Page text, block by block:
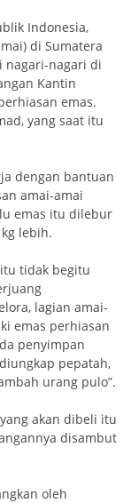
Indonesia,
di Sumatera
nagari-nagari di
Kantin
emas.
yang saat itu
dengan bantuan
amai-amai
emas itu dilebur
lebih.
tidak begitu
lagian amai-
emas perhiasan
penyimpan
pepatah,
urang pulo”.
akan dibeli itu
disambut
oleh